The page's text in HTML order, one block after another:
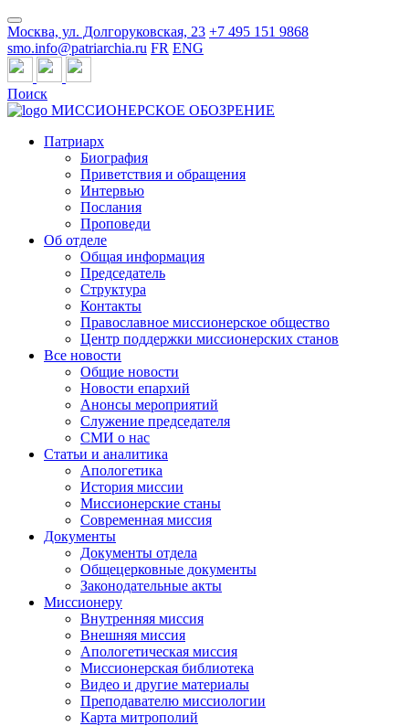
Москва, ул. Долгоруковская, 23 +7 495 151 9868
smo.info@patriarchia.ru FR ENG
Поиск
МИССИОНЕРСКОЕ ОБОЗРЕНИЕ
Патриарх
Биография
Приветствия и обращения
Интервью
Послания
Проповеди
Об отделе
Общая информация
Председатель
Структура
Контакты
Православное миссионерское общество
Центр поддержки миссионерских станов
Все новости
Общие новости
Новости епархий
Анонсы мероприятий
Служение председателя
СМИ о нас
Статьи и аналитика
Апологетика
История миссии
Миссионерские станы
Современная миссия
Документы
Документы отдела
Общецерковные документы
Законодательные акты
Миссионеру
Внутренняя миссия
Внешняя миссия
Апологетическая миссия
Миссионерская библиотека
Видео и другие материалы
Преподавателю миссиологии
Карта митрополий